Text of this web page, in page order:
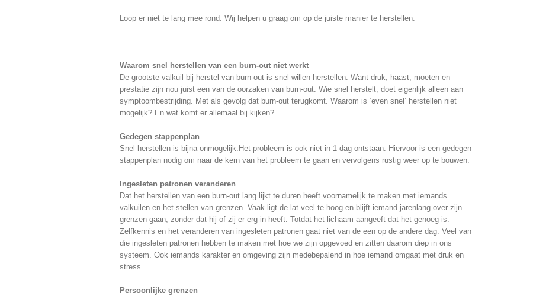
Loop er niet te lang mee rond. Wij helpen u graag om op de juiste manier te herstellen.
Waarom snel herstellen van een burn-out niet werkt
De grootste valkuil bij herstel van burn-out is snel willen herstellen. Want druk, haast, moeten en
prestatie zijn nou juist een van de oorzaken van burn-out. Wie snel herstelt, doet eigenlijk alleen aan
symptoombestrijding. Met als gevolg dat burn-out terugkomt. Waarom is ‘even snel’ herstellen niet
mogelijk? En wat komt er allemaal bij kijken?
Gedegen stappenplan
Snel herstellen is bijna onmogelijk.Het probleem is ook niet in 1 dag ontstaan. Hiervoor is een gedegen
stappenplan nodig om naar de kern van het probleem te gaan en vervolgens rustig weer op te bouwen.
Ingesleten patronen veranderen
Dat het herstellen van een burn-out lang lijkt te duren heeft voornamelijk te maken met iemands
valkuilen en het stellen van grenzen. Vaak ligt de lat veel te hoog en blijft iemand jarenlang over zijn
grenzen gaan, zonder dat hij of zij er erg in heeft. Totdat het lichaam aangeeft dat het genoeg is.
Zelfkennis en het veranderen van ingesleten patronen gaat niet van de een op de andere dag. Veel van
die ingesleten patronen hebben te maken met hoe we zijn opgevoed en zitten daarom diep in ons
systeem. Ook iemands karakter en omgeving zijn medebepalend in hoe iemand omgaat met druk en
stress.
Persoonlijke grenzen